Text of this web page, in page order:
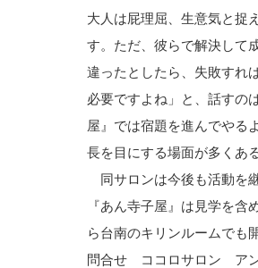
大人は屁理屈、生意気と捉
す。ただ、彼らで解決して
違ったとしたら、失敗すれ
必要ですよね」と、話すの
屋』では宿題を進んでやる
長を目にする場面が多くあ
同サロンは今後も活動を
『あん寺子屋』は見学を
ら台南のキリンルームでも
問合せ ココロサロン ア